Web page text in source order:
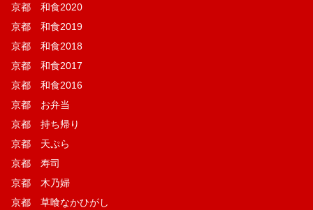
京都 和食2020
京都 和食2019
京都 和食2018
京都 和食2017
京都 和食2016
京都 お弁当
京都 持ち帰り
京都 天ぷら
京都 寿司
京都 木乃婦
京都 草喰なかひがし